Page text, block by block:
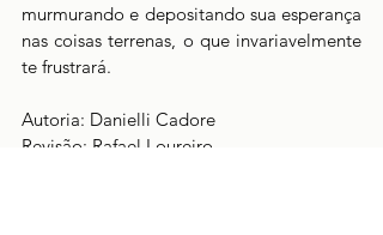
murmurando e depositando sua esperança
nas coisas terrenas, o que invariavelmente
te frustrará.
Autoria: Danielli Cadore
Revisão: Rafael Loureiro